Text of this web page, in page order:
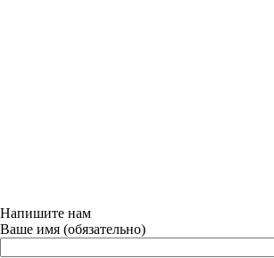
Напишите нам
Ваше имя (обязательно)